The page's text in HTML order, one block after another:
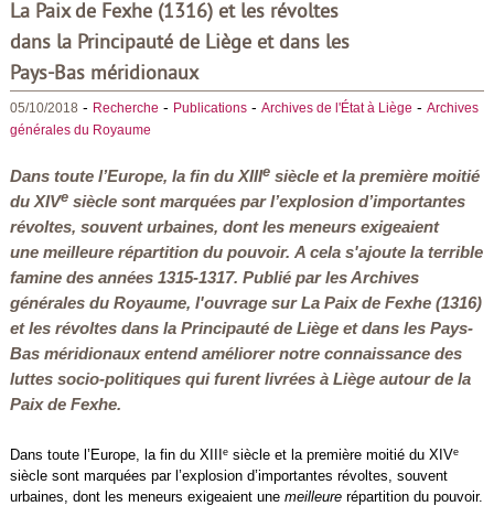
La Paix de Fexhe (1316) et les révoltes
dans la Principauté de Liège et dans les
Pays-Bas méridionaux
05/10/2018 - Recherche - Publications- Archives de l'État à Liège - Archives
générales du Royaume
Dans toute l’Europe, la fin du XIIIesiècle et la première moitié
du XIVesiècle sont marquées par l’explosion d’importantes
révoltes, souvent urbaines, dont les meneurs exigeaient
une meilleure répartition du pouvoir. A cela s'ajoute la terrible
famine des années 1315-1317. Publié par les Archives
générales du Royaume, l'ouvrage surLa Paix de Fexhe (1316)
et les révoltes dans la Principauté de Liège et dans les Pays-
Bas méridionauxentend améliorer notre connaissance des
luttes socio-politiques qui furent livrées à Liège autour de la
Paix de Fexhe.
Dans toute l’Europe, la fin du XIII esiècle et la première moitié du XIVe
siècle sont marquées par l’explosion d’importantes révoltes, souvent
urbaines, dont les meneurs exigeaient une meilleure répartition du pouvoir.